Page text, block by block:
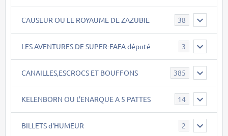
CAUSEUR OU LE ROYAUME DE ZAZUBIE 38
LES AVENTURES DE SUPER-FAFA député 3
CANAILLES,ESCROCS ET BOUFFONS 385
KELENBORN OU L'ENARQUE A 5 PATTES 14
BILLETS d'HUMEUR 2